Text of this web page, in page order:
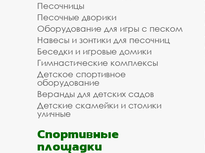
Песочницы
Песочные дворики
Оборудование для игры с песком
Навесы и зонтики для песочниц
Беседки и игровые домики
Гимнастические комплексы
Детское спортивное
оборудование
Веранды для детских садов
Детские скамейки и столики
уличные
Спортивные
площадки